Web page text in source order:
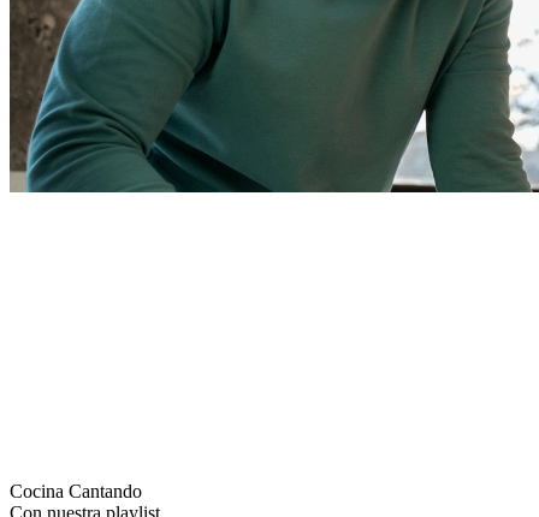
Cocina Cantando
Con nuestra playlist